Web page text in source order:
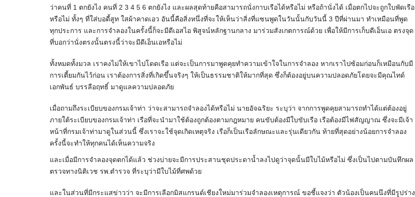
ว่าคนที่ 1 ตกยังไง คนที่ 2 3 4 5 6 ตกยังไง และผลสุดท้ายคือสามารถนั่งกาบเรือได้หรือไม่ หรือถ้านั่งได้ เมื่อตกไปจะถูกใบพัดเรือ
หรือไม่ ทั้งๆ ที่ใส่บอดี้สูท ใสผ้าคาดเอว อันนี้คือสิ่งหนึ่งที่จะให้เห็นว่าสิ่งที่แซนพูดในวันนั้นกับวันนี้ 3 ปีที่ผ่านมา ทำเหมือนที่พูด
ทุกประการ และการจำลองในครั้งนี้ก็จะมีดีเอสไอ พิสูจน์หลักฐานกลาง มาร่วมสังเกตการณ์ด้วย เพื่อให้มีการเก็บดีเอ็นเอ ตรงจุด
ที่บอกว่านั่งตรงนั้นตรงนี้ว่าจะมีดีเอ็นเอหรือไม่
ทั้งหมดทั้งมวล เราคงไม่ให้เขาไปโดดเรือ แต่จะเป็นการมาพูดคุยทำความเข้าใจในการจำลอง หากเราไปซ้อมก่อนก็เหมือนกับมี
การเตี้ยมกันไว้ก่อน เราต้องการสิ่งที่เกิดขึ้นจริงๆ ให้เป็นธรรมชาติให้มากที่สุด ซึ่งก็ต้องอยู่บนความปลอดภัยโดยจะมีคุณไทด์
เอกพันธ์ บรรลือฤทธิ์ มาดูแลความปลอดภัย
เมื่อถามถึงระเบียบของกรมเจ้าท่า ว่าจะสามารถจำลองได้หรือไม่ นายอัจฉริยะ ระบุว่า จากการพูดคุยสามารถทำได้แต่ต้องอยู่
ภายใต้ระเบียบของกรมเจ้าท่า เรือที่จะนำมาใช้ต้องถูกต้องตามกฎหมาย คนขับต้องมีใบขับเรือ เรือต้องมีไฟสัญญาณ ซึ่งจะมีเจ้า
หน้าที่กรมเจ้าท่ามาดูในส่วนนี้ ซึ่งเราจะใช้จุดเกิดเหตุจริง เรือก็เป็นเรือลักษณะและรุ่นเดียวกัน ท้ายที่สุดอย่างน้อยการจำลอง
ครั้งนี้จะทำให้ทุกคนได้เห็นความจริง
และเมื่อมีการจำลองจุดตกได้แล้ว ช่วงบ่ายจะมีการประสานชุดประดาน้ำลงไปดูว่าจุดนั้นมีใบไม้หรือไม่ ซึ่งเป็นไปตามบันทึกผล
ตรวจทางนิติเวช รพ.ตำรวจ ที่ระบุว่ามีใบไม้ที่ศพด้วย
และในส่วนที่มีกระแสข่าวว่า จะมีการเลือกมิสแกรนด์เชียงใหม่มาร่วมจำลองเหตุการณ์ ขอชี้แจงว่า ตัวน้องเป็นคนนึงที่มีรูปร่าง